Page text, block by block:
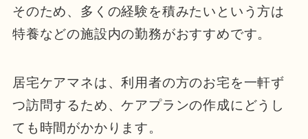
そのため、多くの経験を積みたいという方は
特養などの施設内の勤務がおすすめです。
居宅ケアマネは、利用者の方のお宅を一軒ず
つ訪問するため、ケアプランの作成にどうし
ても時間がかかります。